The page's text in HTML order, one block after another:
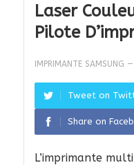
Laser
Pilote
IMPRIMANTE SAMSUNG —
Tweet on
Share on
L’imprimante